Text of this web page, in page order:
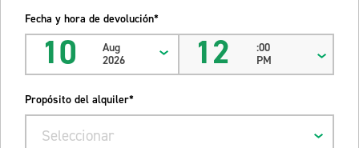
Fecha y hora de devolución*
10
Aug
2026
12
:00
PM
Propósito del alquiler*
Seleccionar